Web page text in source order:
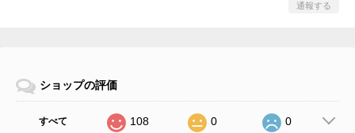
通報する
ショップの評価
すべて 108 0 0